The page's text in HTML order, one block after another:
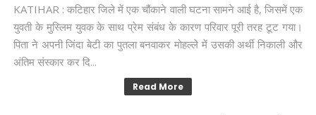
KATIHAR : कटिहार जिले में एक चौंकाने वाली घटना सामने आई है, जिसमें एक
युवती के मुस्लिम युवक के साथ प्रेम संबंध के कारण परिवार पूरी तरह टूट गया।
पिता ने अपनी जिंदा बेटी का पुतला बनवाकर मोहल्ले में उसकी अर्थी निकाली और
अंतिम संस्कार कर दि...
Read More